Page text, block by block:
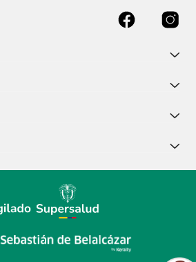
Facebook Instagram